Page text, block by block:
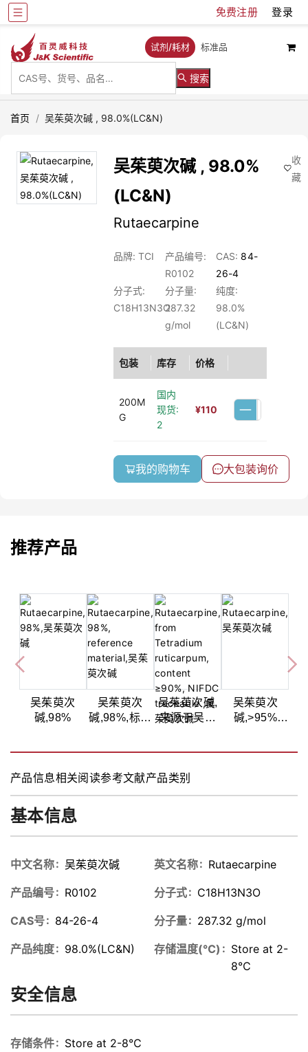
免费注册 登录
试剂/耗材 标准品
搜索
首页 / 吴茱萸次碱 , 98.0%(LC&N)
吴茱萸次碱 , 98.0%
(LC&N)
Rutaecarpine
品牌: TCI
产品编号:
R0102
CAS: 84-
26-4
分子式:
C18H13N3O
分子量:
287.32
g/mol
纯度:
98.0%
(LC&N)
包装 库存 价格
200M
G
国内
现货:
2
¥110
我的购物车 大包装询价
收
藏
推荐产品
吴茱萸次
碱,98%
吴茱萸次
碱,98%,标准
吴茱萸次碱,
来源于吴茱
标准品
吴茱萸次
碱,>95%
产品信息相关阅读参考文献产品类别
基本信息
中文名称 吴茱萸次碱 英文名称 Rutaecarpine
产品编号 R0102 分子式 C18H13N3O
CAS号 84-26-4 分子量 287.32 g/mol
产品纯度 98.0%(LC&N) 存储温度(℃)
Store at 2-
8℃
安全信息
存储条件 Store at 2-8℃